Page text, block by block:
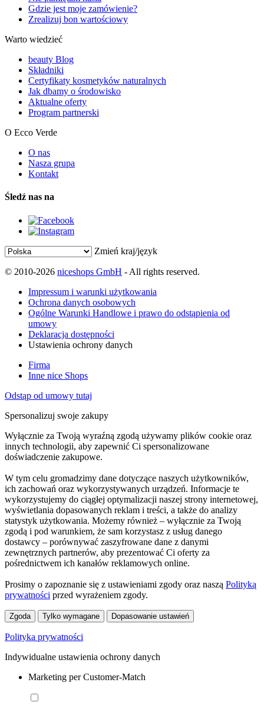
Gdzie jest moje zamówienie?
Zrealizuj bon wartościowy
Warto wiedzieć
beauty Blog
Składniki
Certyfikaty kosmetyków naturalnych
Jak dbamy o środowisko
Aktualne oferty
Program partnerski
O Ecco Verde
O nas
Nasza grupa
Kontakt
Śledź nas na
Zmień kraj/język
© 2010-2026 niceshops GmbH - All rights reserved.
Impressum i warunki użytkowania
Ochrona danych osobowych
Ogólne Warunki Handlowe i prawo do odstąpienia od
umowy
Deklaracja dostępności
Ustawienia ochrony danych
Firma
Inne nice Shops
Odstąp od umowy tutaj
Spersonalizuj swoje zakupy
Wyłącznie za Twoją wyraźną zgodą używamy plików cookie oraz
innych technologii, aby zapewnić Ci spersonalizowane
doświadczenie zakupowe.
W tym celu gromadzimy dane dotyczące naszych użytkowników,
ich zachowań oraz wykorzystywanych urządzeń. Informacje te
wykorzystujemy do ciągłej optymalizacji naszej strony internetowej,
wyświetlania dopasowanych reklam i treści, a także do analizy
statystyk użytkowania. Możemy również – wyłącznie za Twoją
zgodą i pod warunkiem, że sam korzystasz z usług danego
dostawcy – porównywać zaszyfrowane dane z danymi
zewnętrznych partnerów, aby prezentować Ci oferty za
pośrednictwem ich kanałów reklamowych online.
Prosimy o zapoznanie się z ustawieniami zgody oraz naszą Polityką
prywatności przed wyrażeniem zgody.
Zgoda Tylko wymagane Dopasowanie ustawień
Polityka prywatności
Indywidualne ustawienia ochrony danych
Marketing per Customer-Match